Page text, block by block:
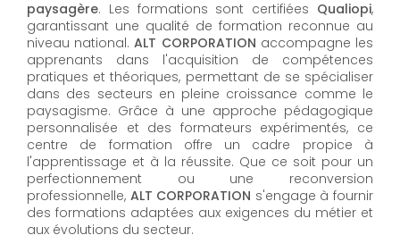
paysagère. Les formations sont certifiées Qualiopi,
garantissant une qualité de formation reconnue au
niveau national.ALT CORPORATION accompagne les
apprenants dans l'acquisition de compétences
pratiques et théoriques, permettant de se spécialiser
dans des secteurs en pleine croissance comme le
paysagisme. Grâce à une approche pédagogique
personnalisée et des formateurs expérimentés, ce
centre de formation offre un cadre propice à
l'apprentissage et à la réussite. Que ce soit pour un
perfectionnement ou une reconversion
professionnelle, ALT CORPORATION​​​​​​​ s'engage à fournir
des formations adaptées aux exigences du métier et
aux évolutions du secteur.